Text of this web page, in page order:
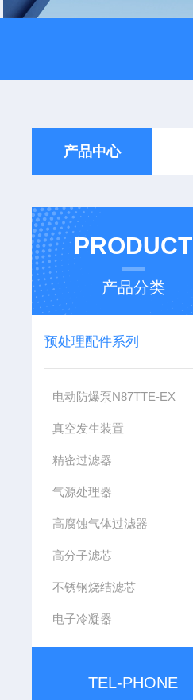
产品中心
PRODUCT
产品分类
预处理配件系列
电动防爆泵N87TTE-EX
真空发生装置
精密过滤器
气源处理器
高腐蚀气体过滤器
高分子滤芯
不锈钢烧结滤芯
电子冷凝器
TEL-PHONE